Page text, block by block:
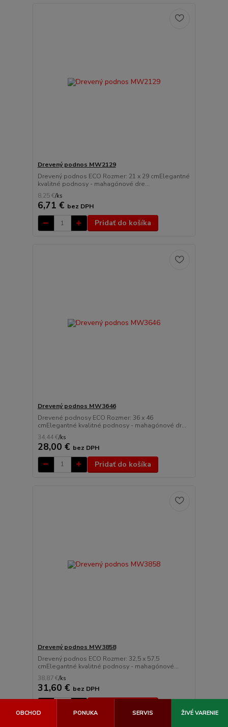
Drevený podnos MW2129
Drevený podnos ECO Rozmer: 21 x 29 cmElegantné
kvalitné podnosy - mahagónové dre...
8,25 €/ks
6,71 € bez DPH
Pridať do košíka
Drevený podnos MW3646
Drevené podnosy ECO Rozmer: 36 x 46
cmElegantné kvalitné podnosy - mahagónové dr...
34,44 €/ks
28,00 € bez DPH
Pridať do košíka
Drevený podnos MW3858
Drevený podnos ECO Rozmer: 32,5 x 57,5
cmElegantné kvalitné podnosy - mahagónové...
38,87 €/ks
31,60 € bez DPH
OBCHOD PONUKA SERVIS ŽIVÉ VARENIE